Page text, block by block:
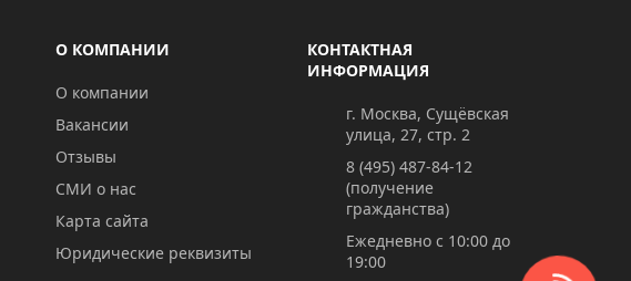
О КОМПАНИИ
О компании
Вакансии
Отзывы
СМИ о нас
Карта сайта
Юридические реквизиты
КОНТАКТНАЯ
ИНФОРМАЦИЯ
г. Москва, Сущёвская
улица, 27, стр. 2
8 (495) 487-84-12
(получение
гражданства)
Ежедневно с 10:00 до
19:00